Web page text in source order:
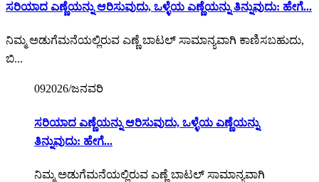
ಸರಿಯಾದ ಎಣ್ಣೆಯನ್ನು ಆರಿಸುವುದು, ಒಳ್ಳೆಯ ಎಣ್ಣೆಯನ್ನು ತಿನ್ನುವುದು: ಹೇಗೆ...
ನಿಮ್ಮ ಅಡುಗೆಮನೆಯಲ್ಲಿರುವ ಎಣ್ಣೆ ಬಾಟಲ್ ಸಾಮಾನ್ಯವಾಗಿ ಕಾಣಿಸಬಹುದು,
ಬಿ...
092026/ಜನವರಿ
ಸರಿಯಾದ ಎಣ್ಣೆಯನ್ನು ಆರಿಸುವುದು, ಒಳ್ಳೆಯ ಎಣ್ಣೆಯನ್ನು
ತಿನ್ನುವುದು: ಹೇಗೆ...
ನಿಮ್ಮ ಅಡುಗೆಮನೆಯಲ್ಲಿರುವ ಎಣ್ಣೆ ಬಾಟಲ್ ಸಾಮಾನ್ಯವಾಗಿ